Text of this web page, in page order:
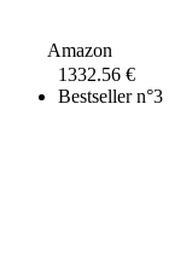
Amazon
1332.56 €
Bestseller n°3